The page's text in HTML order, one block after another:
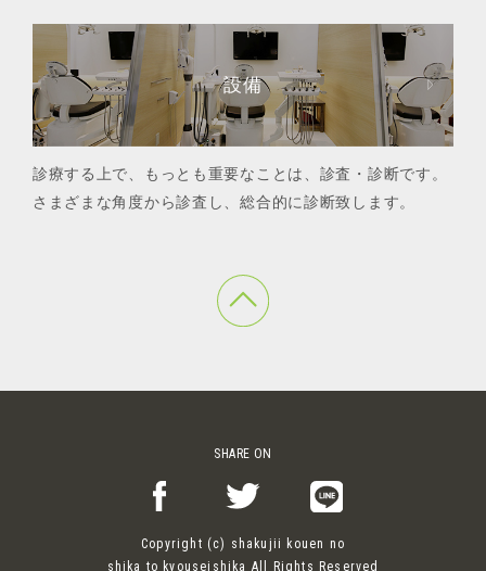
設備
診療する上で、もっとも重要なことは、診査・診断です。
さまざまな角度から診査し、総合的に診断致します。
SHARE ON
Copyright (c) shakujii kouen no
shika to kyouseishika All Rights Reserved